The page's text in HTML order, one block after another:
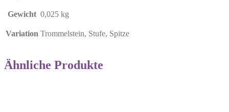
Gewicht 0,025 kg
Variation Trommelstein, Stufe, Spitze
Ähnliche Produkte